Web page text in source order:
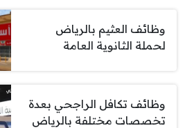
وظائف العثيم بالرياض
لحملة الثانوية العامة
وظائف تكافل الراجحي بعدة
تخصصات مختلفة بالرياض